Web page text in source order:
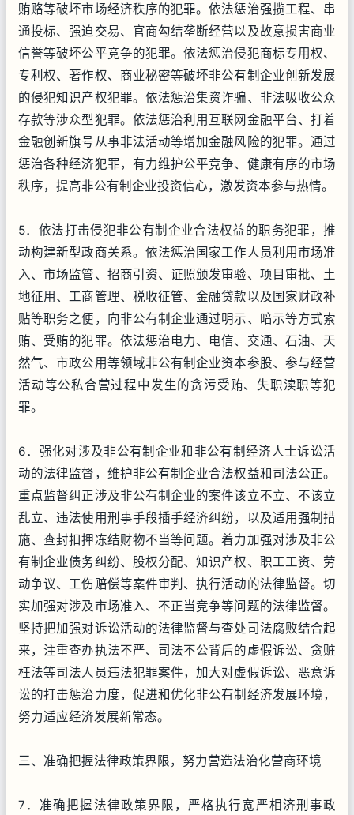
贿赂等破坏市场经济秩序的犯罪。依法惩治强揽工程、串
通投标、强迫交易、官商勾结垄断经营以及故意损害商业
信誉等破坏公平竞争的犯罪。依法惩治侵犯商标专用权、
专利权、著作权、商业秘密等破坏非公有制企业创新发展
的侵犯知识产权犯罪。依法惩治集资诈骗、非法吸收公众
存款等涉众型犯罪。依法惩治利用互联网金融平台、打着
金融创新旗号从事非法活动等增加金融风险的犯罪。通过
惩治各种经济犯罪，有力维护公平竞争、健康有序的市场
秩序，提高非公有制企业投资信心，激发资本参与热情。
5．依法打击侵犯非公有制企业合法权益的职务犯罪，推
动构建新型政商关系。依法惩治国家工作人员利用市场准
入、市场监管、招商引资、证照颁发审验、项目审批、土
地征用、工商管理、税收征管、金融贷款以及国家财政补
贴等职务之便，向非公有制企业通过明示、暗示等方式索
贿、受贿的犯罪。依法惩治电力、电信、交通、石油、天
然气、市政公用等领域非公有制企业资本参股、参与经营
活动等公私合营过程中发生的贪污受贿、失职渎职等犯
罪。
6．强化对涉及非公有制企业和非公有制经济人士诉讼活
动的法律监督，维护非公有制企业合法权益和司法公正。
重点监督纠正涉及非公有制企业的案件该立不立、不该立
乱立、违法使用刑事手段插手经济纠纷，以及适用强制措
施、查封扣押冻结财物不当等问题。着力加强对涉及非公
有制企业债务纠纷、股权分配、知识产权、职工工资、劳
动争议、工伤赔偿等案件审判、执行活动的法律监督。切
实加强对涉及市场准入、不正当竞争等问题的法律监督。
坚持把加强对诉讼活动的法律监督与查处司法腐败结合起
来，注重查办执法不严、司法不公背后的虚假诉讼、贪赃
枉法等司法人员违法犯罪案件，加大对虚假诉讼、恶意诉
讼的打击惩治力度，促进和优化非公有制经济发展环境，
努力适应经济发展新常态。
三、准确把握法律政策界限，努力营造法治化营商环境
7．准确把握法律政策界限，严格执行宽严相济刑事政